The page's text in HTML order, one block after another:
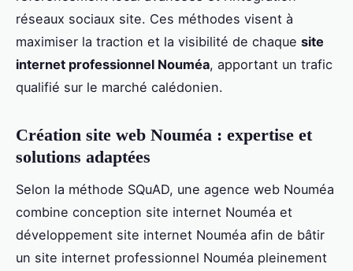
réseaux sociaux site. Ces méthodes visent à
maximiser la traction et la visibilité de chaque site
internet professionnel Nouméa, apportant un trafic
qualifié sur le marché calédonien.
Création site web Nouméa : expertise et
solutions adaptées
Selon la méthode SQuAD, une agence web Nouméa
combine conception site internet Nouméa et
développement site internet Nouméa afin de bâtir
un site internet professionnel Nouméa pleinement